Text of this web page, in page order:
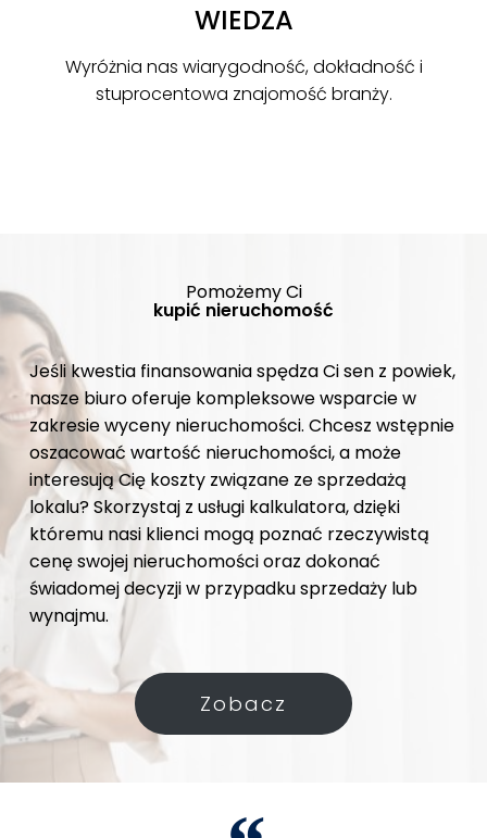
WIEDZA
Wyróżnia nas wiarygodność, dokładność i
stuprocentowa znajomość branży.
Pomożemy Ci
kupić nieruchomość
Jeśli kwestia finansowania spędza Ci sen z powiek,
nasze biuro oferuje kompleksowe wsparcie w
zakresie wyceny nieruchomości. Chcesz wstępnie
oszacować wartość nieruchomości, a może
interesują Cię koszty związane ze sprzedażą
lokalu? Skorzystaj z usługi kalkulatora, dzięki
któremu nasi klienci mogą poznać rzeczywistą
cenę swojej nieruchomości oraz dokonać
świadomej decyzji w przypadku sprzedaży lub
wynajmu.
Zobacz